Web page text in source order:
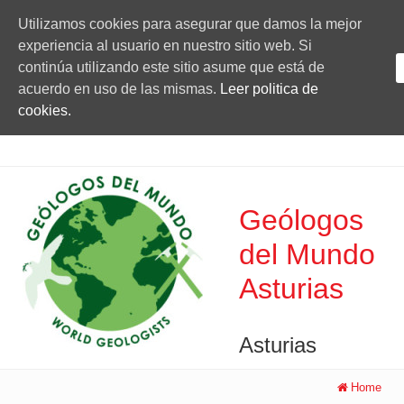
Geólogos
del Mundo
Asturias
Asturias
Home
Utilizamos cookies para asegurar que damos la mejor
experiencia al usuario en nuestro sitio web. Si
continúa utilizando este sitio asume que está de
acuerdo en uso de las mismas. Leer politica de
cookies.